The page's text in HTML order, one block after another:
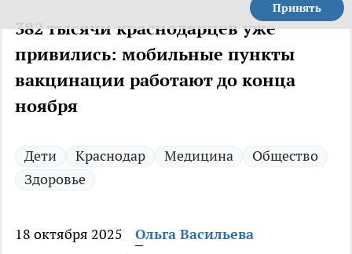
Принять
382 тысячи краснодарцев уже
привились: мобильные пункты
вакцинации работают до конца
ноября
Дети Краснодар Медицина
Общество
Здоровье
18 октября 2025
Ольга Васильева